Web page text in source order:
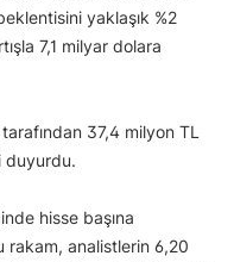
yaklaşık %2
7,1 milyar dolara
37,4 milyon TL
duyurdu.
hisse başına
rakam, analistlerin 6,20